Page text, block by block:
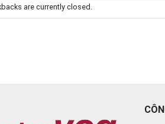
are currently closed.